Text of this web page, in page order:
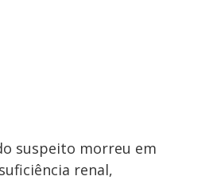
suspeito morreu em
renal,